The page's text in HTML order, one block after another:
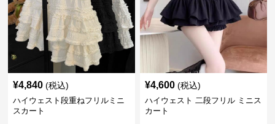
¥4,840 (税込)
ハイウェスト段重ねフリルミニ
スカート
¥4,600 (税込)
ハイウェスト 二段フリル ミニス
カート